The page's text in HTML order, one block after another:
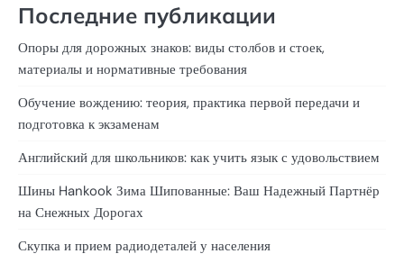
Последние публикации
Опоры для дорожных знаков: виды столбов и стоек,
материалы и нормативные требования
Обучение вождению: теория, практика первой передачи и
подготовка к экзаменам
Английский для школьников: как учить язык с удовольствием
Шины Hankook Зима Шипованные: Ваш Надежный Партнёр
на Снежных Дорогах
Скупка и прием радиодеталей у населения